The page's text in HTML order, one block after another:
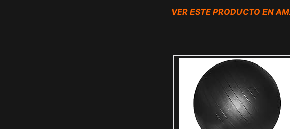
VER ESTE PRODUCTO EN